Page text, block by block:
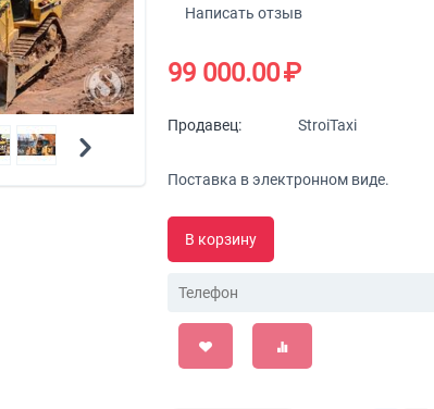
Написать отзыв
99 000.00₽
Продавец: StroiTaxi
Поставка в электронном виде.
В корзину